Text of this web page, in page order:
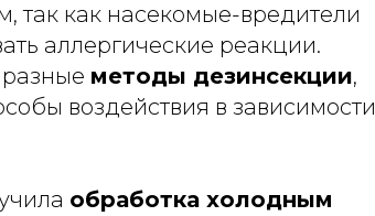
так как насекомые-вредители
аллергические реакции.
методы дезинсекции,
воздействия в зависимости
обработка холодным